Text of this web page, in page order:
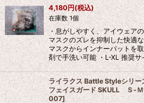
4,180円(税込)
在庫数 1個
・息がしやすく、アイウェ
マスクのズレを抑制した快適
マスクからインナーパット
剤で手洗い可能 ・L-XL 推奨
ライラクス Battle Styleシリー
フェイスガード SKULL Ｓ-
007]